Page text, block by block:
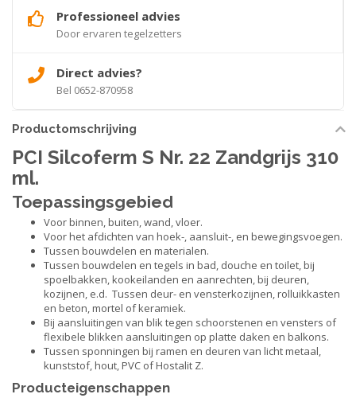
Professioneel advies
Door ervaren tegelzetters
Direct advies?
Bel 0652-870958
Productomschrijving
PCI Silcoferm S Nr. 22 Zandgrijs 310
ml.
Toepassingsgebied
Voor binnen, buiten, wand, vloer.
Voor het afdichten van hoek-, aansluit-, en bewegingsvoegen.
Tussen bouwdelen en materialen.
Tussen bouwdelen en tegels in bad, douche en toilet, bij
spoelbakken, kookeilanden en aanrechten, bij deuren,
kozijnen, e.d. Tussen deur- en vensterkozijnen, rolluikkasten
en beton, mortel of keramiek.
Bij aansluitingen van blik tegen schoorstenen en vensters of
flexibele blikken aansluitingen op platte daken en balkons.
Tussen sponningen bij ramen en deuren van licht metaal,
kunststof, hout, PVC of Hostalit Z.
Producteigenschappen